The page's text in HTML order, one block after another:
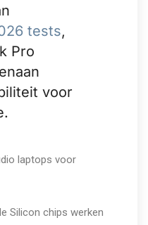
tests,
Pro
voor
laptops voor
Silicon chips werken